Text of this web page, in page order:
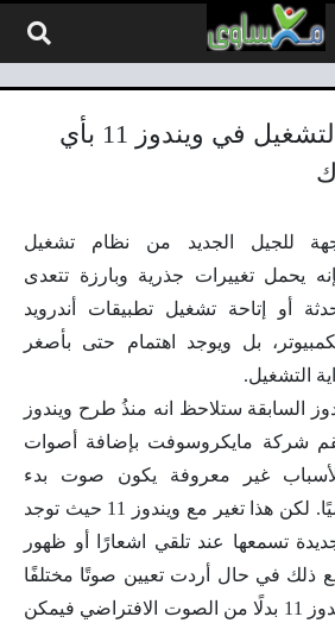
تغيير صوت بدء التشغيل في ويندوز 11 بأي
ويندوز 11 واجهة للجيل الجديد من نظام تشغيل
يحمل تغييرات جذرية وبارزة تتعدى
أو إتاحة تشغيل تطبيقات أندرويد
بل ويوجد اهتمام حتى بأصغر
التشغيل.
السابقة ستلاحظ انه منذُ طرح ويندوز
2009 لم تقم شركة مايكروسوفت بإضافة أصوات
غير معروفة يكون صوت بدء
التشغيل معطل افتراضيًا. لكن هذا تغير مع ويندوز 11 حيث توجد
تسمعها عند تلقي اشعارًا أو ظهور
ذلك في حال أردت تعيين صوتًا مختلفًا
يبدأ مع بداية تشغيل ويندوز 11 بدلًا من الصوت الافتراضي فيمكن